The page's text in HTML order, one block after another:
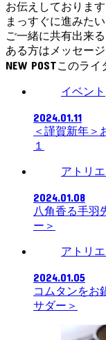
お伝えしておりま
まっすぐに進みた
ご一緒に共有出来
ある方はメッセー
NEW POST
イベント
2024.01.11
＜謹賀新年＞
１
アトリ
2024.01.08
八角香る手羽
ー＞
アトリ
2024.01.05
コムタンをお
サダー＞